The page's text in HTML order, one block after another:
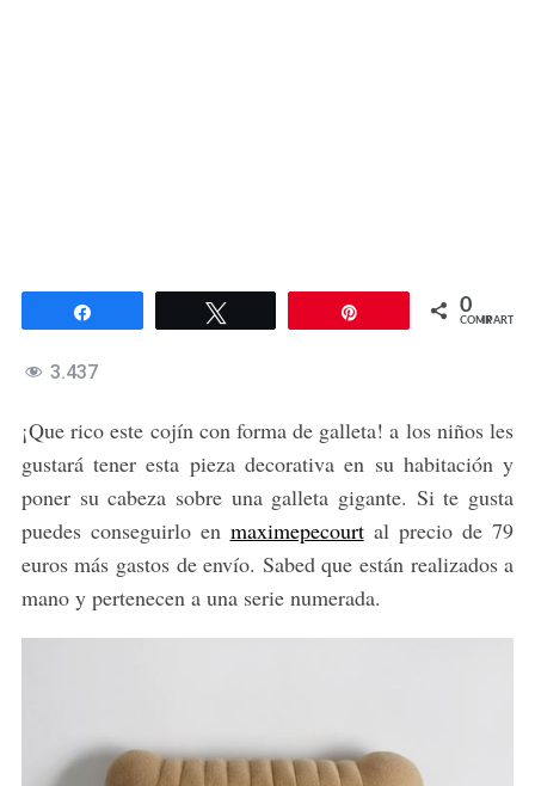
0
COMPARTIR
3.437
¡Que rico este cojín con forma de galleta! a los niños les
gustará tener esta pieza decorativa en su habitación y
poner su cabeza sobre una galleta gigante. Si te gusta
puedes conseguirlo en maximepecourtal precio de 79
euros más gastos de envío. Sabed que están realizados a
mano y pertenecen a una serie numerada.